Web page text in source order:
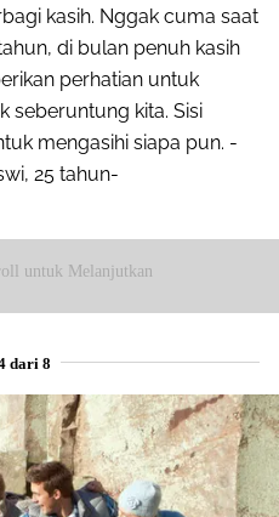
kasih. Nggak cuma saat
di bulan penuh kasih
perhatian untuk
seberuntung kita. Sisi
mengasihi siapa pun. -
25 tahun-
untuk Melanjutkan
dari 8